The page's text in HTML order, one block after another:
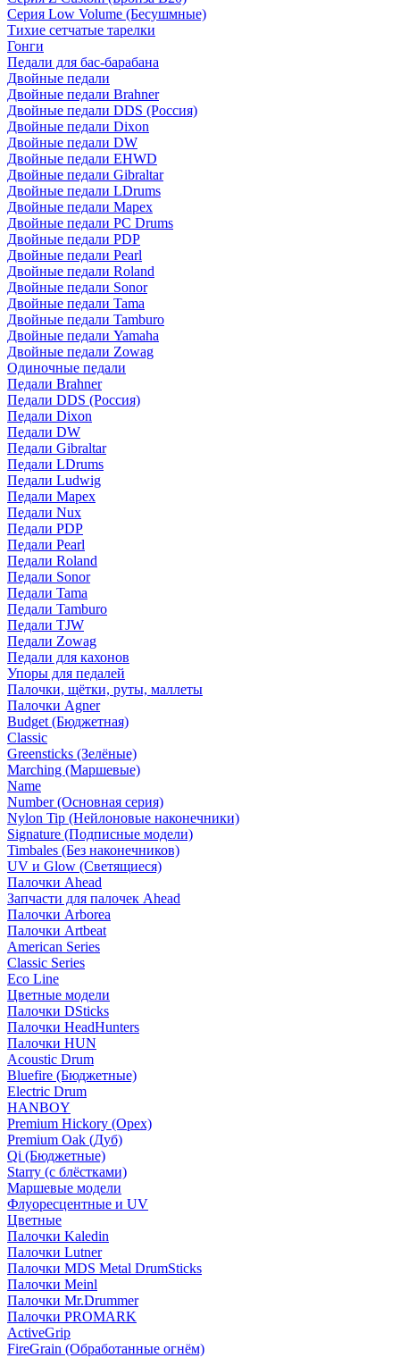
Серия Low Volume (Бесушмные)
Тихие сетчатые тарелки
Гонги
Педали для бас-барабана
Двойные педали
Двойные педали Brahner
Двойные педали DDS (Россия)
Двойные педали Dixon
Двойные педали DW
Двойные педали EHWD
Двойные педали Gibraltar
Двойные педали LDrums
Двойные педали Mapex
Двойные педали PC Drums
Двойные педали PDP
Двойные педали Pearl
Двойные педали Roland
Двойные педали Sonor
Двойные педали Tama
Двойные педали Tamburo
Двойные педали Yamaha
Двойные педали Zowag
Одиночные педали
Педали Brahner
Педали DDS (Россия)
Педали Dixon
Педали DW
Педали Gibraltar
Педали LDrums
Педали Ludwig
Педали Mapex
Педали Nux
Педали PDP
Педали Pearl
Педали Roland
Педали Sonor
Педали Tama
Педали Tamburo
Педали TJW
Педали Zowag
Педали для кахонов
Упоры для педалей
Палочки, щётки, руты, маллеты
Палочки Agner
Budget (Бюджетная)
Classic
Greensticks (Зелёные)
Marching (Маршевые)
Name
Number (Основная серия)
Nylon Tip (Нейлоновые наконечники)
Signature (Подписные модели)
Timbales (Без наконечников)
UV и Glow (Светящиеся)
Палочки Ahead
Запчасти для палочек Ahead
Палочки Arborea
Палочки Artbeat
American Series
Classic Series
Eco Line
Цветные модели
Палочки DSticks
Палочки HeadHunters
Палочки HUN
Acoustic Drum
Bluefire (Бюджетные)
Electric Drum
HANBOY
Premium Hickory (Орех)
Premium Oak (Дуб)
Qi (Бюджетные)
Starry (с блёстками)
Маршевые модели
Флуоресцентные и UV
Цветные
Палочки Kaledin
Палочки Lutner
Палочки MDS Metal DrumSticks
Палочки Meinl
Палочки Mr.Drummer
Палочки PROMARK
ActiveGrip
FireGrain (Обработанные огнём)